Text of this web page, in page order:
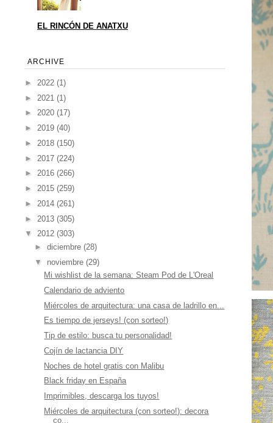
EL RINCÓN DE ANATXU
ARCHIVE
► 2022 (1)
► 2021 (1)
► 2020 (17)
► 2019 (40)
► 2018 (150)
► 2017 (224)
► 2016 (266)
► 2015 (259)
► 2014 (261)
► 2013 (305)
▼ 2012 (303)
► diciembre (28)
▼ noviembre (29)
Mi wishlist de la semana: Steam Pod de L'Oreal
Calendario de adviento
Miércoles de arquitectura: una casa de ladrillo en...
Es tiempo de jerseys! (con sorteo!)
Tip de estilo: busca tu personalidad!
Cojín de lactancia DIY
Noches de hotel gratis con Malibu
Black friday en España
Imprimibles, descarga los tuyos!
Miércoles de arquitectura (con sorteo!): decora
co...